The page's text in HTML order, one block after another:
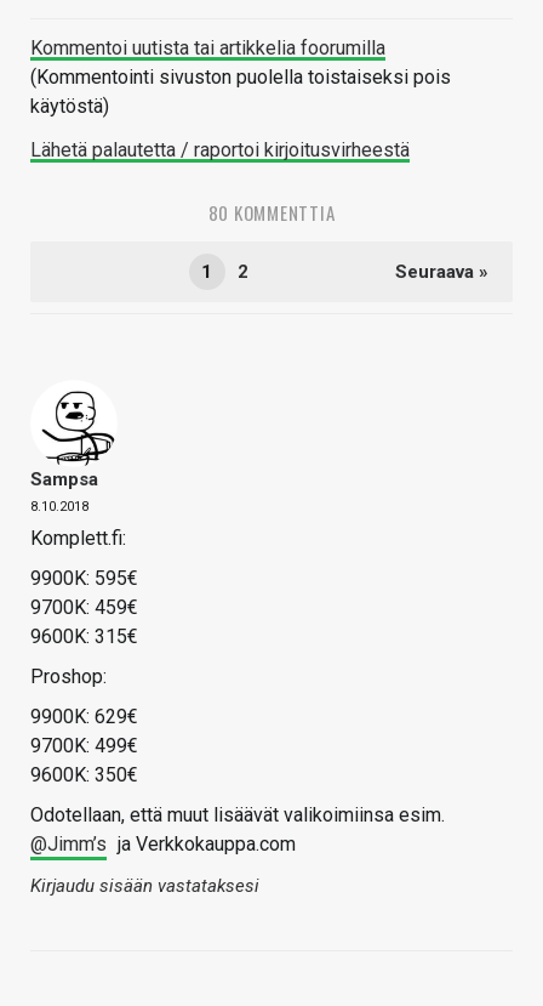
Kommentoi uutista tai artikkelia foorumilla
(Kommentointi sivuston puolella toistaiseksi pois
käytöstä)
Lähetä palautetta / raportoi kirjoitusvirheestä
80 KOMMENTTIA
1 2 Seuraava »
Sampsa
8.10.2018
Komplett.fi:
9900K: 595€
9700K: 459€
9600K: 315€
Proshop:
9900K: 629€
9700K: 499€
9600K: 350€
Odotellaan, että muut lisäävät valikoimiinsa esim.
@Jimm’s ja Verkkokauppa.com
Kirjaudu sisään vastataksesi